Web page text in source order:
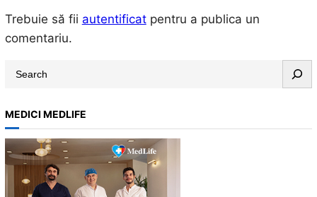
Trebuie să fii autentificatpentru a publica un
comentariu.
a
r
c
h
MEDICI MEDLIFE